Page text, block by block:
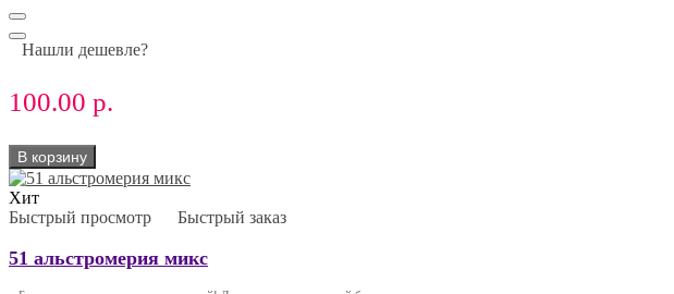
Нашли дешевле?
100.00 р.
В корзину
Хит
Быстрый просмотр
Быстрый заказ
51 альстромерия микс